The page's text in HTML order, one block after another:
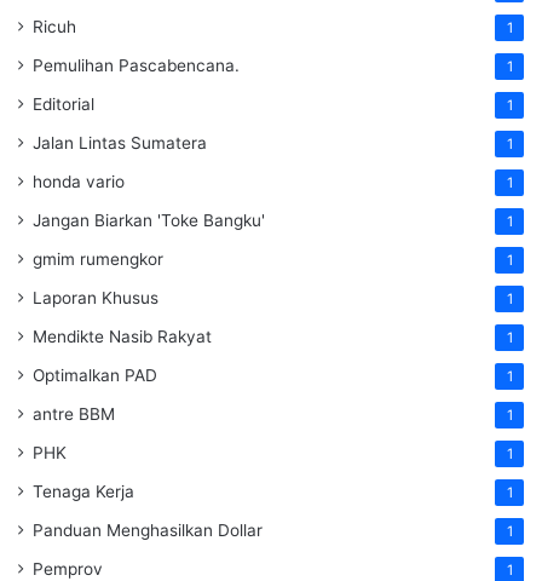
Ricuh 1
Pemulihan Pascabencana. 1
Editorial 1
Jalan Lintas Sumatera 1
honda vario 1
Jangan Biarkan 'Toke Bangku' 1
gmim rumengkor 1
Laporan Khusus 1
Mendikte Nasib Rakyat 1
Optimalkan PAD 1
antre BBM 1
PHK 1
Tenaga Kerja 1
Panduan Menghasilkan Dollar 1
Pemprov 1